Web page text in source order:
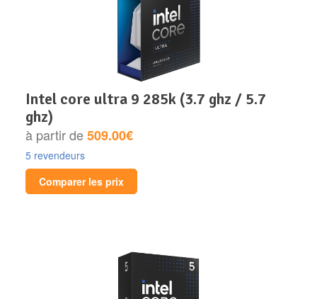
intel core ultra 9 285k (3.7 ghz / 5.7
ghz)
à partir de509.00€
5 revendeurs
Comparer les prix